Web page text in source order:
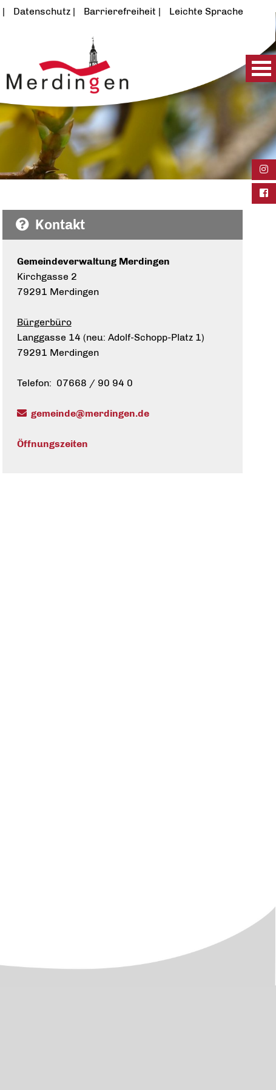
Datenschutz Barrierefreiheit Leichte Sprache
Kontakt
Gemeindeverwaltung Merdingen
Kirchgasse 2
79291 Merdingen
Bürgerbüro
Langgasse 14 (neu: Adolf-Schopp-Platz 1)
79291 Merdingen
Telefon: 07668 / 90 94 0
gemeinde@merdingen.de
Öffnungszeiten